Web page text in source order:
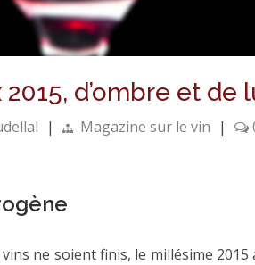
d’ombre et de
| Magazine sur le vin |
ne soient finis, le millésime